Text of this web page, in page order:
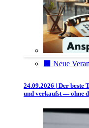
⬛️ Neue
24.09.2026 | Der
und verkaufst — ohne